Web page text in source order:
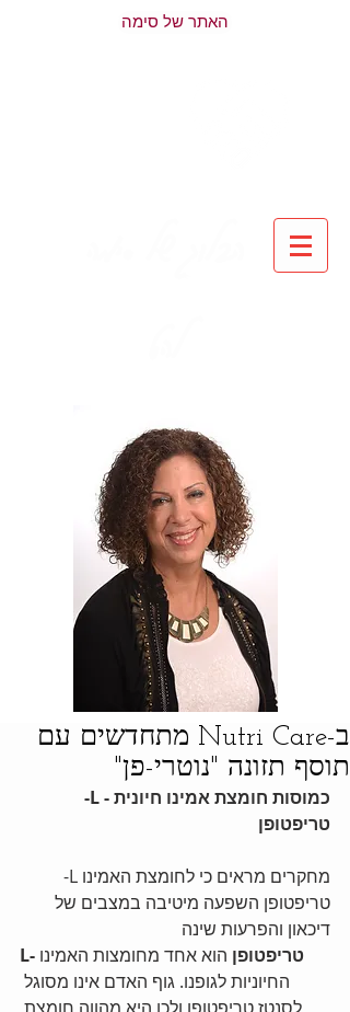
האתר של סימה
ב-Nutri Care מתחדשים עם
תוסף תזונה "נוטרי-פן"
כמוסות חומצת אמינו חיונית - L-
טריפטופן
מחקרים מראים כי לחומצת האמינו L-
טריפטופן השפעה מיטיבה במצבים של
דיכאון והפרעות שינה
L-טריפטופן הוא אחד מחומצות האמינו
החיוניות לגופנו. גוף האדם אינו מסוגל